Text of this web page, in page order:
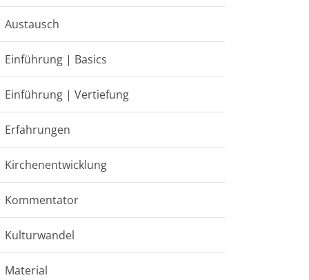
Austausch
Einführung | Basics
Einführung | Vertiefung
Erfahrungen
Kirchenentwicklung
Kommentator
Kulturwandel
Material